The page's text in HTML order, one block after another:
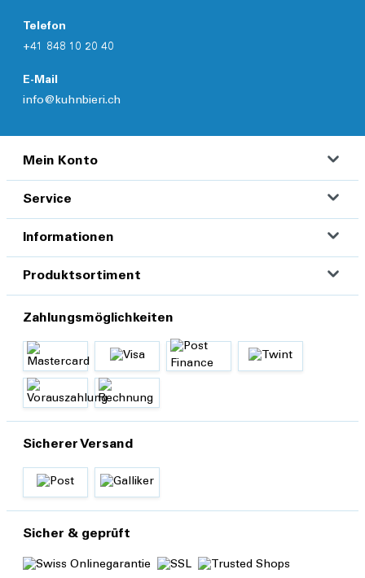
Telefon
+41 848 10 20 40
E-Mail
info@kuhnbieri.ch
Mein Konto
Service
Informationen
Produktsortiment
Zahlungsmöglichkeiten
Sicherer Versand
Sicher & geprüft